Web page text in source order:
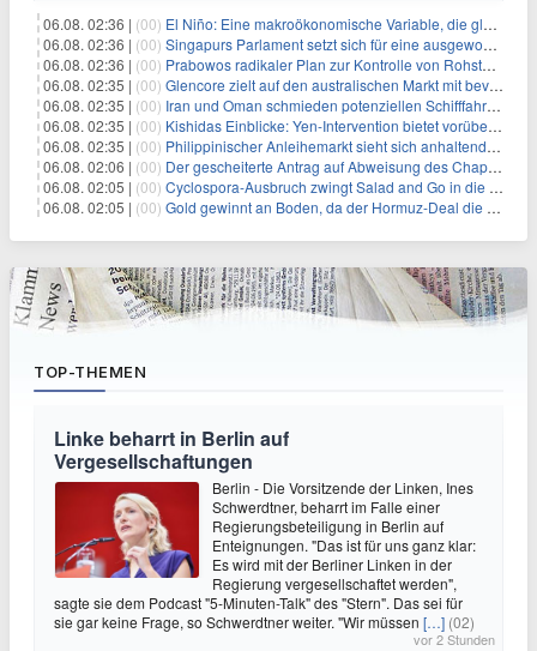
06.08. 02:36 | (00) El Niño: Eine makroökonomische Variable, die globale Wirtschaftslandschaften umgestaltet
06.08. 02:36 | (00) Singapurs Parlament setzt sich für eine ausgewogene wirtschaftliche Zukunft ein
06.08. 02:36 | (00) Prabowos radikaler Plan zur Kontrolle von Rohstoffexporten steht vor konkurrierenden Visionen
06.08. 02:35 | (00) Glencore zielt auf den australischen Markt mit bevorstehendem Sekundärlisting
06.08. 02:35 | (00) Iran und Oman schmieden potenziellen Schifffahrtsvertrag im Hormuskanal
06.08. 02:35 | (00) Kishidas Einblicke: Yen-Intervention bietet vorübergehende Erleichterung, keine langfristige Lösung
06.08. 02:35 | (00) Philippinischer Anleihemarkt sieht sich anhaltendem Rückgang angesichts persistierender Inflationssorgen gegenüber
06.08. 02:06 | (00) Der gescheiterte Antrag auf Abweisung des Chapter 11 des ehemaligen Dolphin-CEOs
06.08. 02:05 | (00) Cyclospora-Ausbruch zwingt Salad and Go in die Insolvenz: Eine warnende Geschichte für Investoren
06.08. 02:05 | (00) Gold gewinnt an Boden, da der Hormuz-Deal die Zinserhöhungsängste lindert
TOP-THEMEN
Linke beharrt in Berlin auf
Vergesellschaftungen
Berlin - Die Vorsitzende der Linken, Ines
Schwerdtner, beharrt im Falle einer
Regierungsbeteiligung in Berlin auf
Enteignungen. "Das ist für uns ganz klar:
Es wird mit der Berliner Linken in der
Regierung vergesellschaftet werden",
sagte sie dem Podcast "5-Minuten-Talk" des "Stern". Das sei für
sie gar keine Frage, so Schwerdtner weiter. "Wir müssen […] (02)
vor 2 Stunden